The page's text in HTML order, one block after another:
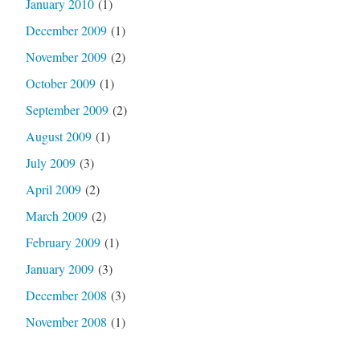
December 2009(1)
November 2009(2)
October 2009(1)
September 2009(2)
August 2009(1)
July 2009(3)
April 2009(2)
March 2009(2)
February 2009(1)
January 2009(3)
December 2008 (3)
November 2008 (1)